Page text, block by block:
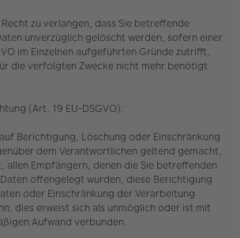
zu verlangen, dass Sie betreffende
unverzüglich gelöscht werden, sofern einer
im Einzelnen aufgeführten Gründe zutrifft,
die verfolgten Zwecke nicht mehr benötigt
(Art. 19 EU-DSGVO):
Berichtigung, Löschung oder Einschränkung
dem Verantwortlichen geltend gemacht,
Empfängern, denen die Sie betreffenden
offengelegt wurden, diese Berichtigung
oder Einschränkung der Verarbeitung
dies erweist sich als unmöglich oder ist mit
Aufwand verbunden.